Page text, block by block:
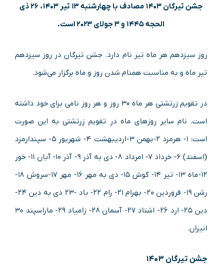
جشن تیرگان ۱۴۰۳ مصادف با چهارشنبه ۱۳ تیر ۱۴۰۳، ۲۶ ذی
الحجه ۱۴۴۵ و ۳ جولای ۲۰۲۳ است.
روز سیزدهم هر ماه تیر نام دارد. جشن تیرگان در روز سیزدهم
تیر ماه و به مناسبت همنام شدن روز و ماه برگزار می‌شود.
در تقویم زرتشتی هر ماه ۳۰ روز و هر روز نامی برای خود داشته
است. نام سایر روزهای ماه در تقویم زرتشتی به این صورت
است: ۱- هرمزد ۲-بهمن ۳-اردیبهشت ۴- شهریور ۵- سپندارمزد
(اسفند) ۶- خرداد ۷- امرداد ۸- دی به آذر ۹- آذر ۱۰- آبان ۱۱- خور
۱۲-ماه ۱۳- تیر ۱۴- گوش ۱۵- دی به مهر ۱۶- مهر ۱۷-سروش ۱۸-
رشن ۱۹- فروردین ۲۰- بهرام ۲۱- رام ۲۲- باد -۲۳ دی به دین ۲۴-
دین ۲۵- ارد ۲۶- اشتاد ۲۷- آسمان ۲۸- زامیاد ۲۹- ماراسپند ۳۰
انیران.
جشن تیرگان ۱۴۰۳